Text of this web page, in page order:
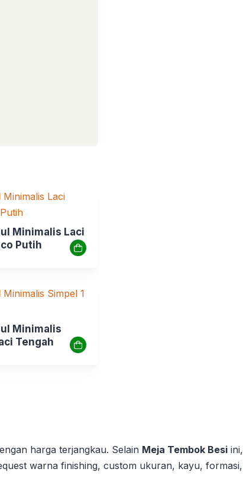
Minimalis Laci
Putih
Minimalis
Tengah
harga terjangkau. Selain Meja Tembok Besi
warna finishing, custom ukuran, kayu,